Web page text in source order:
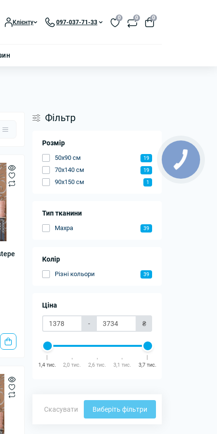
Клієнту 097-037-71-33
0 0 0
Фільтр
Розмір
50x90 см 19
70x140 см 19
90x150 см 1
Тип тканини
Махра 39
Колір
Різні кольори 39
Ціна
- ₴
1,4 тис. 2,0 тис. 2,6 тис. 3,1 тис. 3,7 тис.
Скасувати Виберіть фільтри